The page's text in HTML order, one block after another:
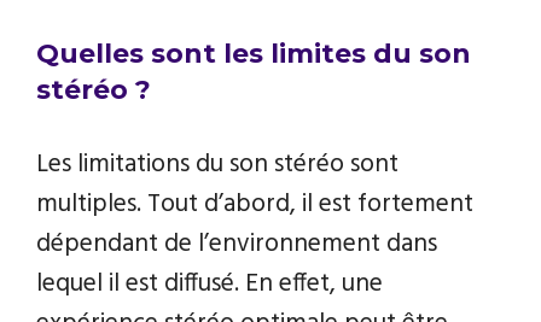
Quelles sont les limites du son
stéréo ?
Les limitations du son stéréo sont
multiples. Tout d’abord, il est fortement
dépendant de l’environnement dans
lequel il est diffusé. En effet, une